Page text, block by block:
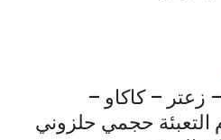
زعتر – كاكاو –
حجمي حلزوني